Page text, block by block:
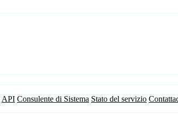
API Consulente di Sistema Stato del servizio